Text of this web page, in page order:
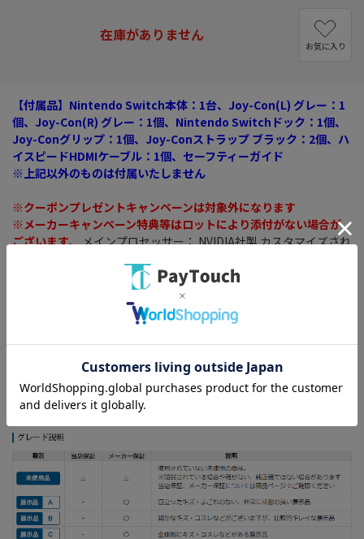
在庫がありません
お気に入り
【付属品】Nintendo Switch本体：1台、Joy-Con(L) グレー：1
個、Joy-Con(R) グレー：1個、Nintendo Switchドック：1個、
Joy-Conグリップ：1個、Joy-Conストラップ ブラック：2個、ハ
イスピードHDMIケーブル：1個、セーフティーガイド
※上記以外のものは付属いたしません
※クーポンプレゼントキャンペーンは対象外になります
※メーカーキャンペーン特典等はロットにより添付がない場合が
ございます。メインプロセッサー： NVIDIA社製 カスタマイズされ
バッテリー持続時間： 約4.5-9.0時間
映像出力： 最大 1920×1080ピクセル60fps
レー：1個、Joy-Con(R) グレー：1個、Nintendo Switchドック：
1個、Joy-Conグリップ：1個、Joy-Conストラップ ブラック：2
個、ハイスピードHDMIケーブル：1個、セーフティーガイド